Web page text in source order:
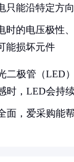
只能沿特定方向
时的电压极性
能损坏元件
二极管（LED
时，LED会持
面，爱采购能